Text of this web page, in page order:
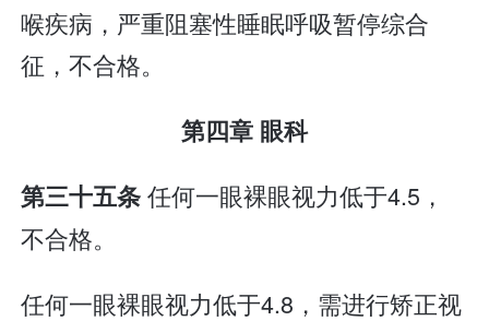
喉疾病，严重阻塞性睡眠呼吸暂停综合
征，不合格。
第四章 眼科
第三十五条任何一眼裸眼视力低于4.5，
不合格。
任何一眼裸眼视力低于4.8，需进行矫正视